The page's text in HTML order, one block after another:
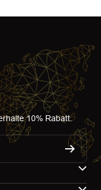
10% Rabatt.